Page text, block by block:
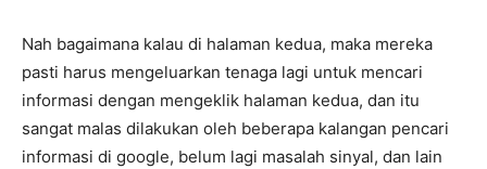
Nah bagaimana kalau di halaman kedua, maka mereka
pasti harus mengeluarkan tenaga lagi untuk mencari
informasi dengan mengeklik halaman kedua, dan itu
sangat malas dilakukan oleh beberapa kalangan pencari
informasi di google, belum lagi masalah sinyal, dan lain